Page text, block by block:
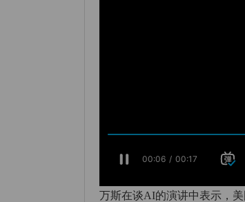
万斯在谈AI的演讲中表示，